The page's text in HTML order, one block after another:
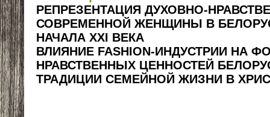
РЕПРЕЗЕНТАЦИЯ ДУХОВНО-
СОВРЕМЕННОЙ ЖЕНЩИНЫ В
НАЧАЛА ХХI ВЕКА
ВЛИЯНИЕ FASHION-ИНДУСТРИИ НА
НРАВСТВЕННЫХ ЦЕННОСТЕЙ
ТРАДИЦИИ СЕМЕЙНОЙ ЖИЗНИ В